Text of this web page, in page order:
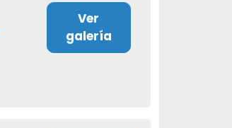
Ver
galería